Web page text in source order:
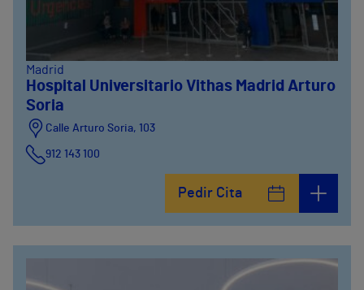
Madrid
Hospital Universitario Vithas Madrid Arturo
Soria
Calle Arturo Soria, 103
912 143 100
Pedir Cita